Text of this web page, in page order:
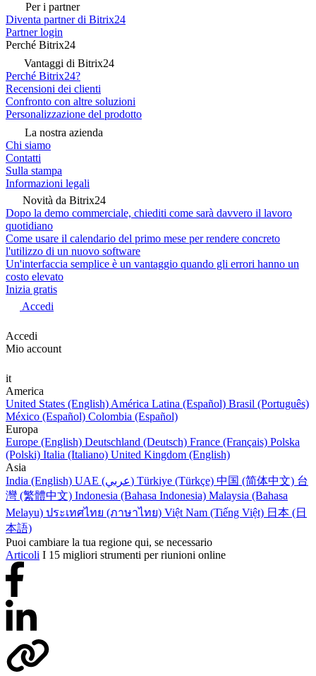
Per i partner
Diventa partner di Bitrix24
Partner login
Perché Bitrix24
Vantaggi di Bitrix24
Perché Bitrix24?
Recensioni dei clienti
Confronto con altre soluzioni
Personalizzazione del prodotto
La nostra azienda
Chi siamo
Contatti
Sulla stampa
Informazioni legali
Novità da Bitrix24
Dopo la demo commerciale, chiediti come sarà davvero il lavoro
quotidiano
Come usare il calendario del primo mese per rendere concreto
l'utilizzo di un nuovo software
Un'interfaccia semplice è un vantaggio quando gli errori hanno un
costo elevato
Inizia gratis
Accedi
Accedi
Mio account
it
America
United States (English) América Latina (Español) Brasil (Português)
México (Español) Colombia (Español)
Europa
Europe (English) Deutschland (Deutsch) France (Français) Polska
(Polski) Italia (Italiano) United Kingdom (English)
Asia
India (English)
UAE (عربي) Türkiye (Türkçe) 中国 (简体中文) 台
灣 (繁體中文) Indonesia (Bahasa Indonesia) Malaysia (Bahasa
Melayu) ประเทศไทย (ภาษาไทย) Việt Nam (Tiếng Việt) 日本 (日
本語)
Puoi cambiare la tua regione qui, se necessario
Articoli I 15 migliori strumenti per riunioni online